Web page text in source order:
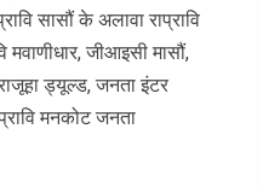
सासौं के अलावा राप्रावि
मवाणीधार, जीआइसी मासौं,
राजूहा ड्यूल्ड, जनता इंटर
मनकोट जनता